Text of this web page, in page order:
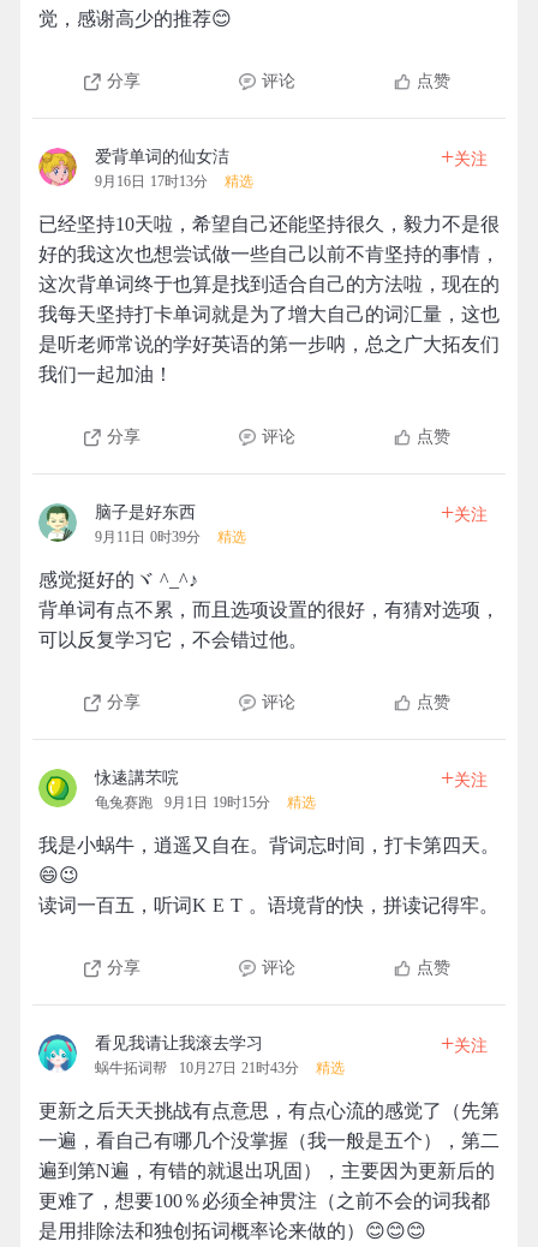
觉，感谢高少的推荐😊
分享 评论 点赞
爱背单词的仙女洁
9月16日 17时13分 精选
+关注
已经坚持10天啦，希望自己还能坚持很久，毅力不是很
好的我这次也想尝试做一些自己以前不肯坚持的事情，
这次背单词终于也算是找到适合自己的方法啦，现在的
我每天坚持打卡单词就是为了增大自己的词汇量，这也
是听老师常说的学好英语的第一步呐，总之广大拓友们
我们一起加油！
分享 评论 点赞
脑子是好东西
9月11日 0时39分 精选
+关注
感觉挺好的ヾ ^_^♪
背单词有点不累，而且选项设置的很好，有猜对选项，
可以反复学习它，不会错过他。
分享 评论 点赞
怺逺講芣唍
龟兔赛跑 9月1日 19时15分 精选
+关注
我是小蜗牛，逍遥又自在。背词忘时间，打卡第四天。
😄😉
读词一百五，听词K E T 。语境背的快，拼读记得牢。
分享 评论 点赞
看见我请让我滚去学习
蜗牛拓词帮 10月27日 21时43分 精选
+关注
更新之后天天挑战有点意思，有点心流的感觉了（先第
一遍，看自己有哪几个没掌握（我一般是五个），第二
遍到第N遍，有错的就退出巩固），主要因为更新后的
更难了，想要100％必须全神贯注（之前不会的词我都
是用排除法和独创拓词概率论来做的）😊😊😊